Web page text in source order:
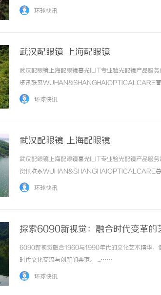
品牌，现于武汉与上海设有4家门店。以完整验光、
环球快讯
武汉配眼镜 上海配眼镜
武汉配眼镜上海配眼镜暮光ILIT专业验光配镜产品服
资讯联系WUHAN&SHANGHAIOPTICALCARE暮
品牌，现于武汉与上海设有4家门店。以完整验光、
环球快讯
武汉配眼镜 上海配眼镜
武汉配眼镜上海配眼镜暮光ILIT专业验光配镜产品服
资讯联系WUHAN&SHANGHAIOPTICALCARE暮
品牌，现于武汉与上海设有4家门店。以完整验光、
环球快讯
探索6090新视觉：融合时代变革的
6090新视觉融合1960与1990年代的文化艺术精华，
时代文化交流与创新的典范。 ...……
环球快讯
壁店铺没花钱， 揭秘！专业充电桩项目软件开